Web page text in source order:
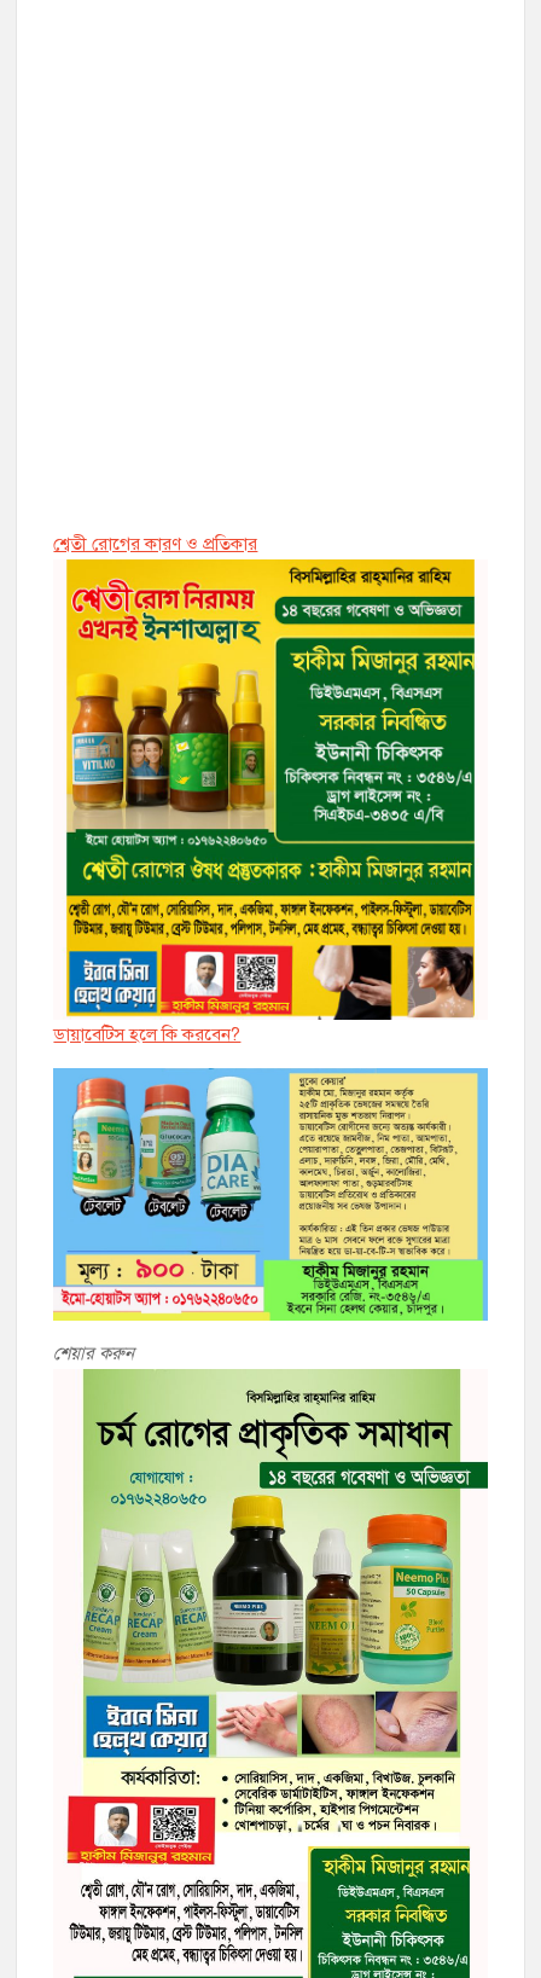
শ্বেতী রোগের কারণ ও প্রতিকার
ডায়াবেট্সি হলে কি করবেন?
শেয়ার করুন